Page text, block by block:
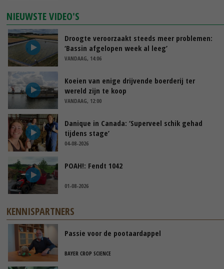
NIEUWSTE VIDEO'S
Droogte veroorzaakt steeds meer problemen:
‘Bassin afgelopen week al leeg’
VANDAAG, 14:06
Koeien van enige drijvende boerderij ter
wereld zijn te koop
VANDAAG, 12:00
Danique in Canada: ‘Superveel schik gehad
tijdens stage’
04-08-2026
POAH!: Fendt 1042
01-08-2026
KENNISPARTNERS
Passie voor de pootaardappel
BAYER CROP SCIENCE